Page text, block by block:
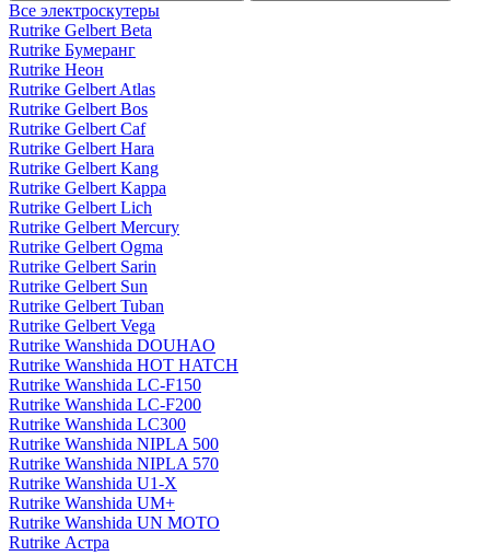
Все электро­скутеры
Rutrike Gelbert Beta
Rutrike Бумеранг
Rutrike Неон
Rutrike Gelbert Atlas
Rutrike Gelbert Bos
Rutrike Gelbert Caf
Rutrike Gelbert Hara
Rutrike Gelbert Kang
Rutrike Gelbert Kappa
Rutrike Gelbert Lich
Rutrike Gelbert Mercury
Rutrike Gelbert Ogma
Rutrike Gelbert Sarin
Rutrike Gelbert Sun
Rutrike Gelbert Tuban
Rutrike Gelbert Vega
Rutrike Wanshida DOUHAO
Rutrike Wanshida HOT HATCH
Rutrike Wanshida LC-F150
Rutrike Wanshida LC-F200
Rutrike Wanshida LC300
Rutrike Wanshida NIPLA 500
Rutrike Wanshida NIPLA 570
Rutrike Wanshida U1-X
Rutrike Wanshida UM+
Rutrike Wanshida UN MOTO
Rutrike Астра